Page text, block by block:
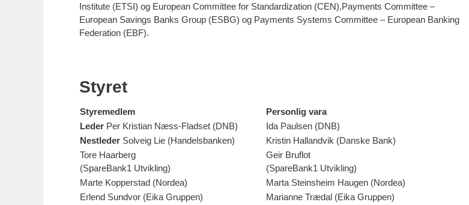
Institute (ETSI) og European Committee for Standardization (CEN),Payments Committee –
European Savings Banks Group (ESBG) og Payments Systems Committee – European Banking
Federation (EBF).
Styret
Styremedlem
Personlig vara
Leder Per Kristian Næss-Fladset (DNB)
Ida Paulsen (DNB)
Nestleder Solveig Lie (Handelsbanken)
Kristin Hallandvik (Danske Bank)
Tore Haarberg
(SpareBank1 Utvikling)
Geir Bruflot
(SpareBank1 Utvikling)
Marte Kopperstad (Nordea)
Marta Steinsheim Haugen (Nordea)
Erlend Sundvor (Eika Gruppen)
Marianne Trædal (Eika Gruppen)